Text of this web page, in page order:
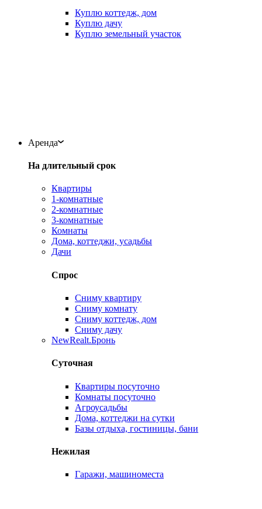
Куплю коттедж, дом
Куплю дачу
Куплю земельный участок
Аренда
На длительный срок
Квартиры
1-комнатные
2-комнатные
3-комнатные
Комнаты
Дома, коттеджи, усадьбы
Дачи
Спрос
Сниму квартиру
Сниму комнату
Сниму коттедж, дом
Сниму дачу
NewRealt.Бронь
Суточная
Квартиры посуточно
Комнаты посуточно
Агроусадьбы
Дома, коттеджи на сутки
Базы отдыха, гостиницы, бани
Нежилая
Гаражи, машиноместа